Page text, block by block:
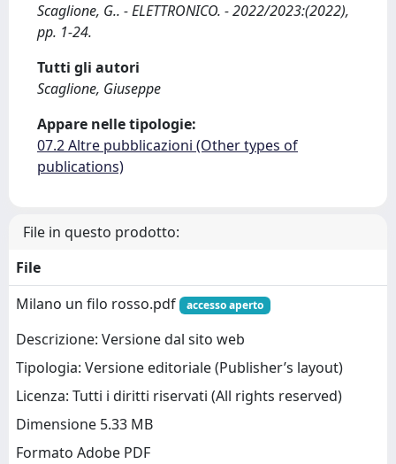
Scaglione, G.. - ELETTRONICO. - 2022/2023:(2022),
pp. 1-24.
Tutti gli autori
Scaglione, Giuseppe
Appare nelle tipologie:
07.2 Altre pubblicazioni (Other types of
publications)
File in questo prodotto:
File
Milano un filo rosso.pdf
accesso aperto
Descrizione: Versione dal sito web
Tipologia: Versione editoriale (Publisher’s layout)
Licenza: Tutti i diritti riservati (All rights reserved)
Dimensione 5.33 MB
Formato Adobe PDF